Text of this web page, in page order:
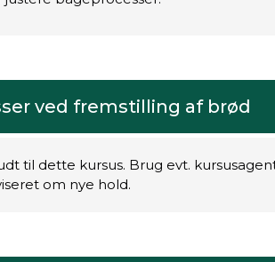
ved fremstilling af brød
til dette kursus. Brug evt.
om nye hold.